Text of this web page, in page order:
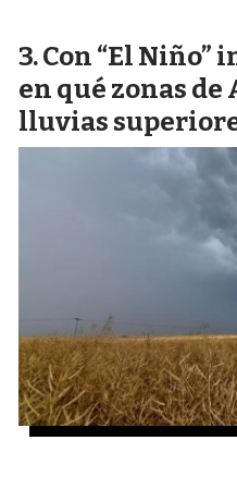
Con “El Niño”
en qué zonas
lluvias